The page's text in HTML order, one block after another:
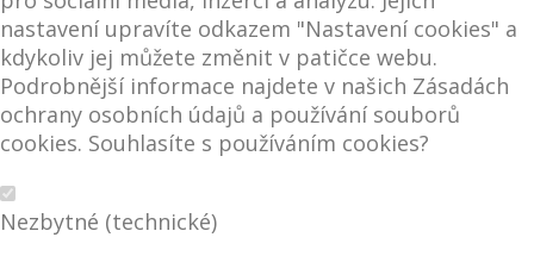
nastavení upravíte odkazem "Nastavení cookies" a
kdykoliv jej můžete změnit v patičce webu.
Podrobnější informace najdete v našich Zásadách
ochrany osobních údajů a používání souborů
cookies. Souhlasíte s používáním cookies?
Nezbytné (technické)